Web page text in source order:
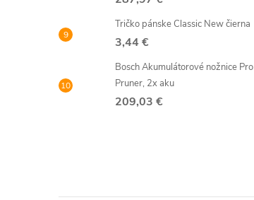
Tričko pánske Classic New čierna
3,44 €
Bosch Akumulátorové nožnice Pro
Pruner, 2x aku
209,03 €